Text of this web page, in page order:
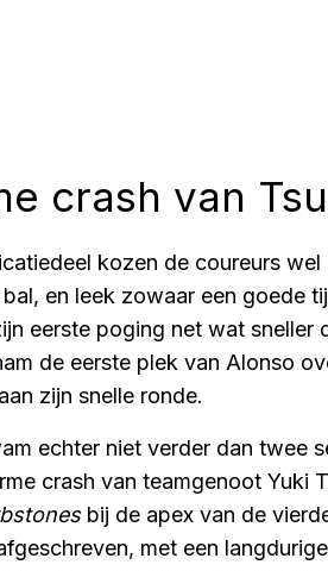
crash van
kozen de coureurs
en leek zowaar een goede
eerste poging net wat sneller
de eerste plek van Alonso
zijn snelle ronde.
echter niet verder dan twee
crash van teamgenoot Yuki
bij de apex van de
met een